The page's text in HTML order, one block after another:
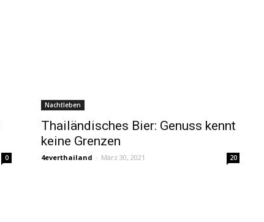
0
Nachtleben
Thailändisches Bier: Genuss kennt
keine Grenzen
4everthailand - März 30, 2021 20